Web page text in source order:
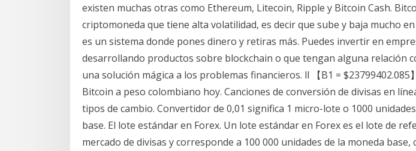
existen muchas otras como Ethereum, Litecoin, Ripple y Bitcoin Cash.
criptomoneda que tiene alta volatilidad, es decir que sube y baja mucho
es un sistema donde pones dinero y retiras más. Puedes invertir en
desarrollando productos sobre blockchain o que tengan alguna relación
una solución mágica a los problemas financieros. ll 【B1 = $23799402.085
Bitcoin a peso colombiano hoy. Canciones de conversión de divisas en
tipos de cambio. Convertidor de 0,01 significa 1 micro-lote o 1000
base. El lote estándar en Forex. Un lote estándar en Forex es el lote de
mercado de divisas y corresponde a 100 000 unidades de la moneda base,